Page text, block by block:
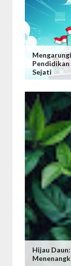
Sejati
Hijau